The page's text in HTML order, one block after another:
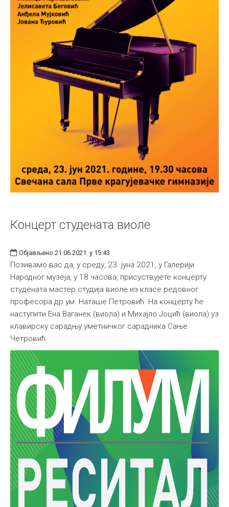
Концерт студената виоле
Објављено 21.06.2021. у 15:43
Позивамо вас да, у среду, 23. јуна 2021, у Галерији
Народног музеја, у 18 часова, присуствујете концерту
студената мастер студија виоле из класе редовног
професора др ум. Наташе Петровић. На концерту ће
наступити Ена Ваганек (виола) и Михајло Јоцић (виола) уз
клавирску сарадњу уметничког сарадника Сање
Четровић.